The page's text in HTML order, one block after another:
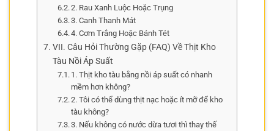
2. Rau Xanh Luộc Hoặc Trụng
3. Canh Thanh Mát
4. Cơm Trắng Hoặc Bánh Tét
VII. Câu Hỏi Thường Gặp (FAQ) Về Thịt Kho
Tàu Nồi Áp Suất
1. Thịt kho tàu bằng nồi áp suất có nhanh
mềm hơn không?
2. Tôi có thể dùng thịt nạc hoặc ít mỡ để kho
tàu không?
3. Nếu không có nước dừa tươi thì thay thế